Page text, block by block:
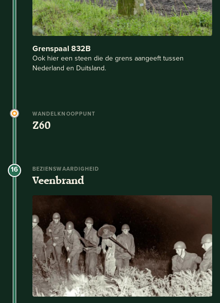
Grenspaal 832B
Ook hier een steen die de grens aangeeft tussen
Nederland en Duitsland.
WANDELKNOOPPUNT
Z60
16 BEZIENSWAARDIGHEID
Veenbrand